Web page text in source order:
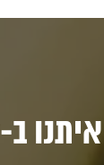
5566419